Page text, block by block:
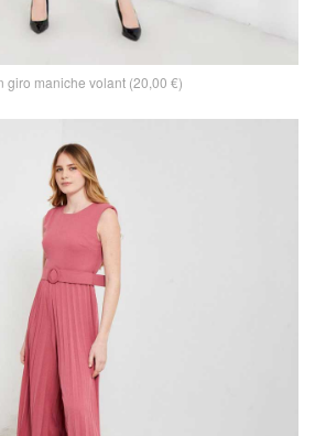
giro maniche volant (20,00 €)